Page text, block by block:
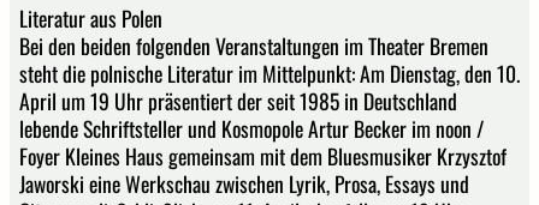
Literatur aus Polen
Bei den beiden folgenden Veranstaltungen im Theater Bremen
steht die polnische Literatur im Mittelpunkt: Am Dienstag, den 10.
April um 19 Uhr präsentiert der seit 1985 in Deutschland
lebende Schriftsteller und Kosmopole Artur Becker im noon /
Foyer Kleines Haus gemeinsam mit dem Bluesmusiker Krzysztof
Jaworski eine Werkschau zwischen Lyrik, Prosa, Essays und